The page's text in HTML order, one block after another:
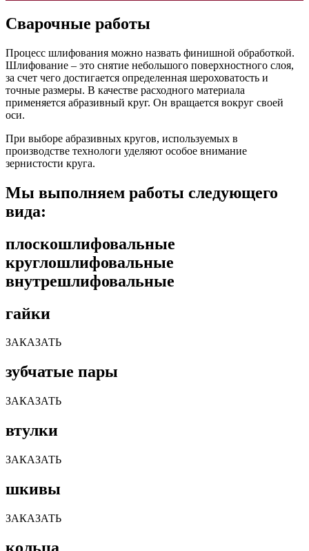
Сварочные работы
Процесс шлифования можно назвать финишной обработкой.
Шлифование – это снятие небольшого поверхностного слоя,
за счет чего достигается определенная шероховатость и
точные размеры. В качестве расходного материала
применяется абразивный круг. Он вращается вокруг своей
оси.
При выборе абразивных кругов, используемых в
производстве технологи уделяют особое внимание
зернистости круга.
Мы выполняем работы следующего
вида:
плоскошлифовальные
круглошлифовальные
внутрешлифовальные
гайки
ЗАКАЗАТЬ
зубчатые пары
ЗАКАЗАТЬ
втулки
ЗАКАЗАТЬ
шкивы
ЗАКАЗАТЬ
кольца